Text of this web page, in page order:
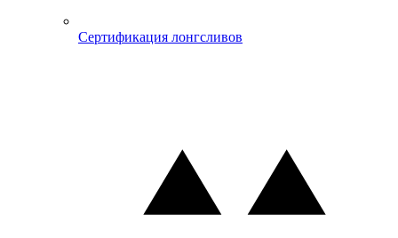
Сертификация лонгсливов